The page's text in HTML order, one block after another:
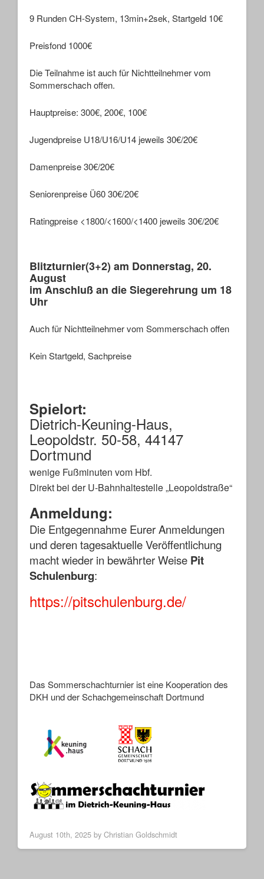
9 Runden CH-System, 13min+2sek, Startgeld 10€
Preisfond 1000€
Die Teilnahme ist auch für Nichtteilnehmer vom
Sommerschach offen.
Hauptpreise: 300€, 200€, 100€
Jugendpreise U18/U16/U14 jeweils 30€/20€
Damenpreise 30€/20€
Seniorenpreise Ü60 30€/20€
Ratingpreise <1800/<1600/<1400 jeweils 30€/20€
Blitzturnier(3+2) am Donnerstag, 20.
August
im Anschluß an die Siegerehrung um 18
Uhr
Auch für Nichtteilnehmer vom Sommerschach offen
Kein Startgeld, Sachpreise
Spielort:
Dietrich-Keuning-Haus,
Leopoldstr. 50-58, 44147
Dortmund
wenige Fußminuten vom Hbf.
Direkt bei der U-Bahnhaltestelle „Leopoldstraße“
Anmeldung:
Die Entgegennahme Eurer Anmeldungen
und deren tagesaktuelle Veröffentlichung
macht wieder in bewährter Weise Pit
Schulenburg:
https://pitschulenburg.de/
Das Sommerschachturnier ist eine Kooperation des
DKH und der Schachgemeinschaft Dortmund
August 10th, 2025 by Christian Goldschmidt